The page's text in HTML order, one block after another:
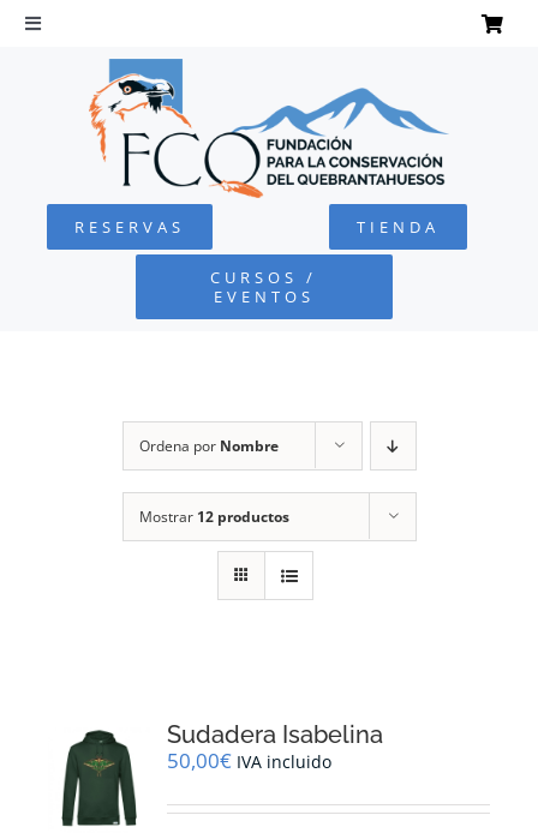
Saltar
Toggle
Navigation
QUEBRANTAHUESOS
FUNDACIÓN
CARRITO
RESERVAS TIENDA
CURSOS /
EVENTOS
Ordena por Nombre
Mostrar 12 productos
Sudadera Isabelina
50,00€ IVA incluido